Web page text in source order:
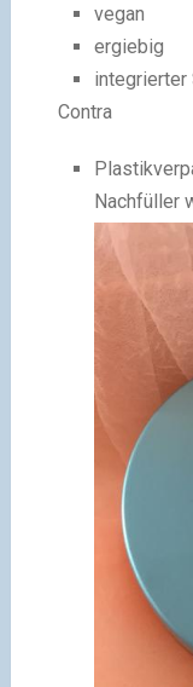
vegan
ergiebig
integrierter
Contra
Nachfüller